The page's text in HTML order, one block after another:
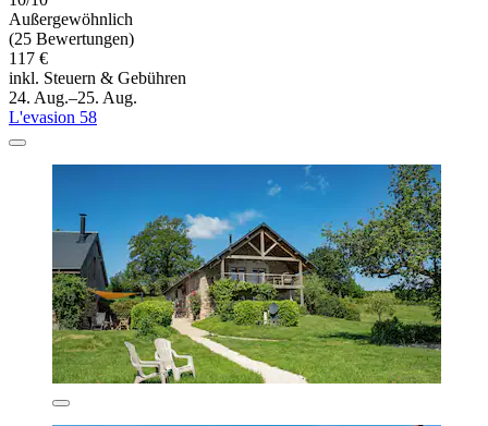
Außergewöhnlich
(25 Bewertungen)
117 €
inkl. Steuern & Gebühren
24. Aug.–25. Aug.
L'evasion 58